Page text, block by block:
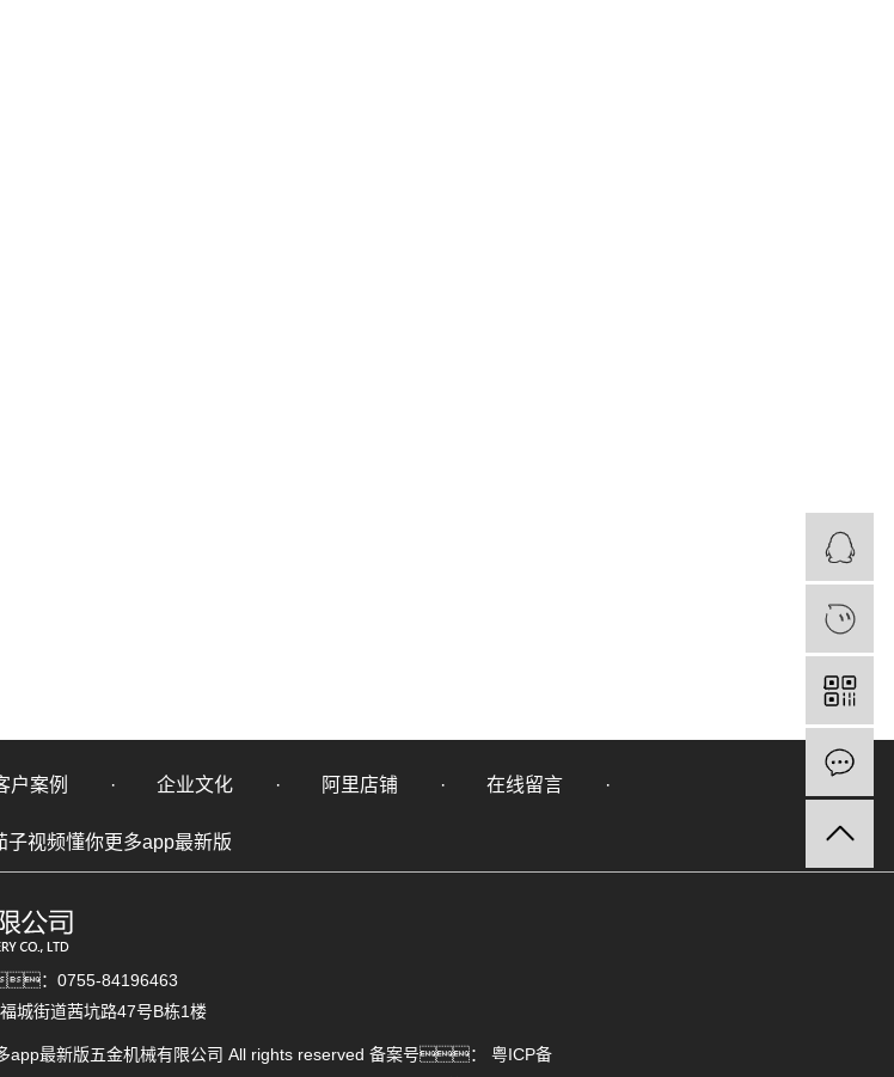
户案例 企业文化 阿里店铺 在线留言
子视频懂你更多app最新版
：0755-84196463
街道茜坑路47号B栋1楼
app最新版五金机械有限公司 All rights reserved 备案号： 粤ICP备